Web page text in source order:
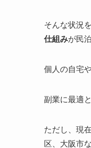
そんな状況
仕組みが民
個人の自宅
副業に最適
ただし、現
区、大阪市